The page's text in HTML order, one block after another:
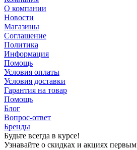
О компании
Новости
Магазины
Соглашение
Политика
Информация
Помощь
Условия оплаты
Условия доставки
Гарантия на товар
Помощь
Блог
Вопрос-ответ
Бренды
Будьте всегда в курсе!
Узнавайте о скидках и акциях первым